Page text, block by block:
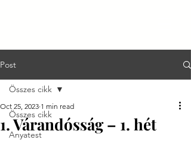
Post
Összes cikk
Anyatest
Összes cikk
1. Várandósság – 1. hét
Oct 25, 2023 1 min read